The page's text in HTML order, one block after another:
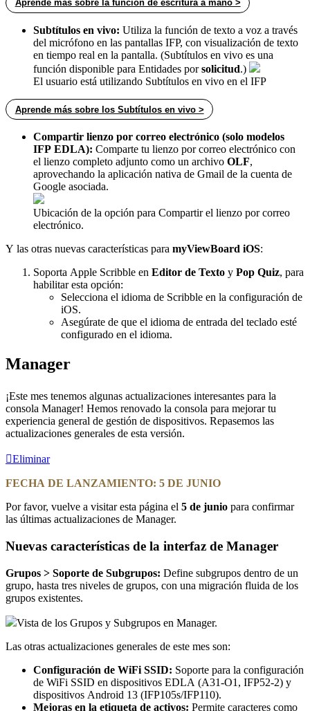
Aprende más sobre la función de escritura a mano >
Subtítulos en vivo: Utiliza la función de texto a voz a través
del micrófono en las pantallas IFP, con visualización de texto
en tiempo real en la pantalla. (Subtítulos en vivo es una
función disponible para Entidades porsolicitud.)
El usuario está utilizando Subtítulos en vivo en el IFP
Aprende más sobre los Subtítulos en vivo >
Compartir lienzo por correo electrónico (solo modelos
IFP EDLA): Comparte tu lienzo por correo electrónico con
el lienzo completo adjunto como un archivo OLF,
aprovechando la aplicación nativa de Gmail de la cuenta de
Google asociada.
Ubicación de la opción para Compartir el lienzo por correo
electrónico.
Y las otras nuevas características para myViewBoard iOS:
Soporta Apple Scribble en Editor de Texto y Pop Quiz, para
habilitar esta opción:
Selecciona el idioma de Scribble en la configuración de
iOS.
Asegúrate de que el idioma de entrada del teclado esté
configurado en el idioma.
Manager
¡Este mes tenemos algunas actualizaciones interesantes para la
consola Manager! Hemos renovado la consola para mejorar tu
experiencia general de gestión de dispositivos. Repasemos las
actualizaciones generales de esta versión.
Eliminar
FECHA DE LANZAMIENTO: 5 DE JUNIO
Por favor, vuelve a visitar esta página el 5 de junio para confirmar
las últimas actualizaciones de Manager.
Nuevas características de la interfaz de Manager
Grupos > Soporte de Subgrupos: Define subgrupos dentro de un
grupo, hasta tres niveles de grupos, con una migración fluida de los
grupos existentes.
Vista de los Grupos y Subgrupos en Manager.
Las otras actualizaciones generales de este mes son:
Configuración de WiFi SSID: Soporte para la configuración
de WiFi SSID en dispositivos EDLA (A31-O1, IFP52-2) y
dispositivos Android 13 (IFP105s/IFP110).
Mejoras en la etiqueta de activos: Permite caracteres como